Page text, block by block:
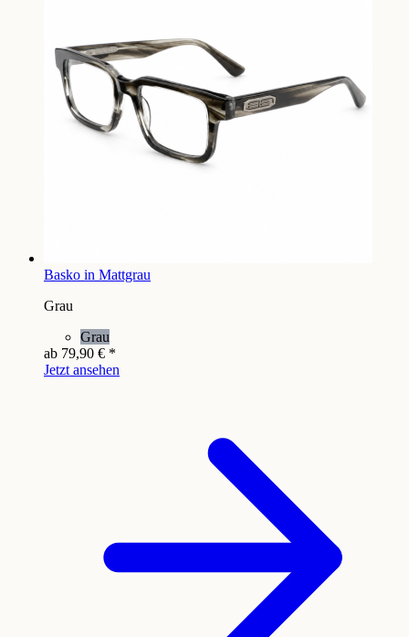
Basko in Mattgrau
Grau
Grau
ab 79,90 € *
Jetzt ansehen